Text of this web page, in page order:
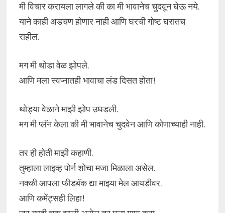
मी विचार करायला लागले की का मी भावानेच चुदवून घेऊ नये.
याने काही अडचण होणार नाही आणि घरची गोष्ट घरातच
राहील.
मग मी थोडा वेळ झोपले.
आणि मला स्वप्नातही भावाचा लंड दिसत होता!
थोड्या वेळाने माझी झोप उघडली.
मग मी प्लॅन केला की मी भावानेच चुदवेन आणि कोणाच्याही नाही.
तर ही होती माझी कहाणी.
तुम्हाला लाइव्ह पोर्न शोचा मजा मिळाला असेल.
नक्की आपला फीडबॅक द्या माझ्या मेल आयडीवर.
आणि कमेंट्सही लिहा!